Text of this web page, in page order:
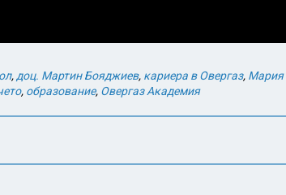
, доц. Мартин Бояджиев, кариера в Овергаз, Мария
, образование, Овергаз Академия